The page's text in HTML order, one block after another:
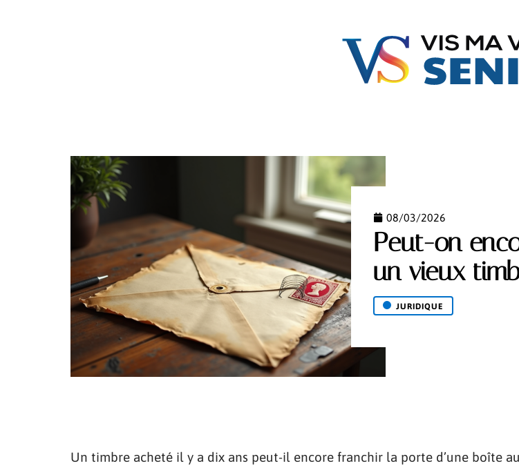
08/03/2026
Peut-on
un vieux
JURIDIQUE
Un timbre acheté il y a dix ans peut-il encore franchir la porte d’une boîte